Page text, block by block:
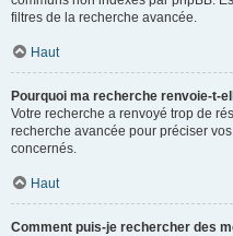
filtres de la recherche avancée.
Haut
Pourquoi ma recherche renvoie-t-
Votre recherche a renvoyé trop de
recherche avancée pour préciser
concernés.
Haut
Comment puis-je rechercher des